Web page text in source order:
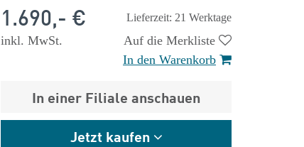
Lieferzeit: 21 Werktage
1.690,- €
inkl. MwSt.
Auf die Merkliste
In den Warenkorb
In einer Filiale anschauen
Jetzt kaufen